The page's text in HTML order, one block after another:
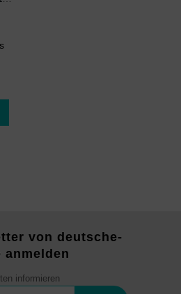
von deutsche-
anmelden
informieren